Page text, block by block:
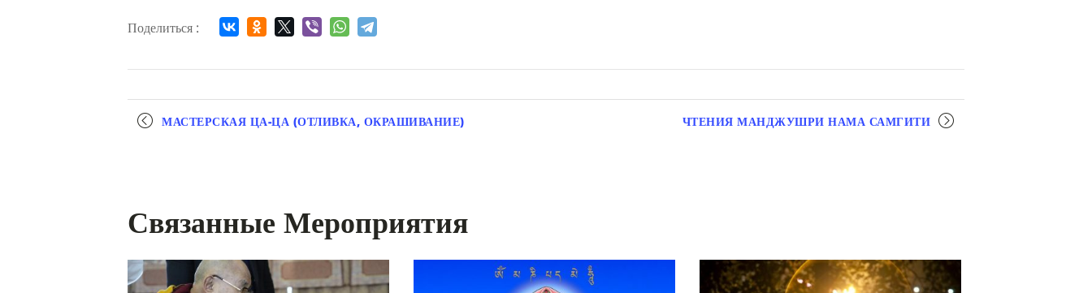
Поделиться :
Мероприятие
МАСТЕРСКАЯ ЦА-ЦА (ОТЛИВКА, ОКРАШИВАНИЕ) ЧТЕНИЯ МАНДЖУШРИ НАМА САМГИТИ
Связанные Мероприятия